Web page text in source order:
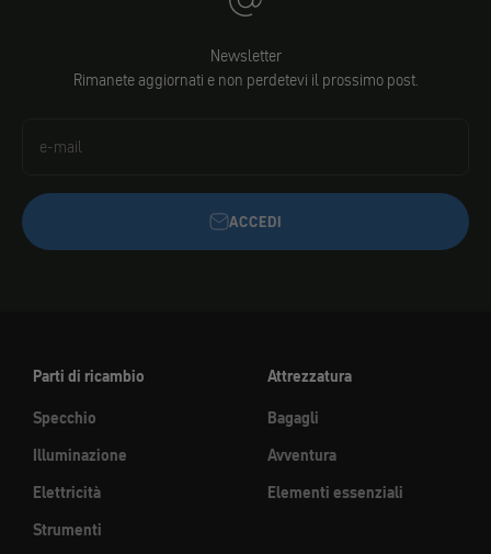
Newsletter
Rimanete aggiornati e non perdetevi il prossimo post.
e-mail
ACCEDI
Parti di ricambio
Specchio
Illuminazione
Elettricità
Strumenti
Attrezzatura
Bagagli
Avventura
Elementi essenziali